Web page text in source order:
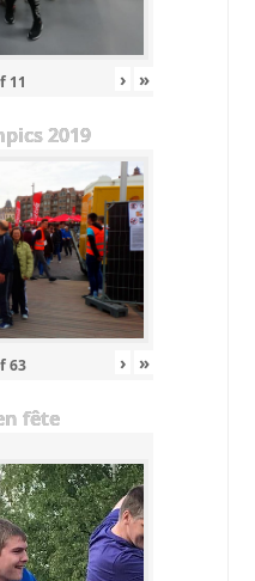
11 › »
2019
63 › »
fête